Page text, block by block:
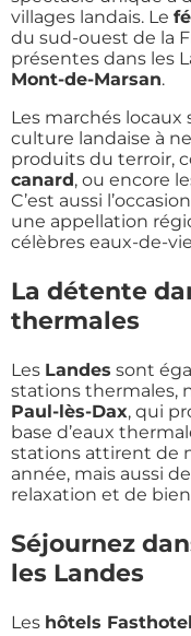
villages landais. Le
du sud-ouest de la
présentes dans les
Mont-de-Marsan.
Les marchés
culture landaise à
produits du terroir,
canard, ou encore
C’est aussi
une appellation
célèbres eaux-de-
La détente
thermales
Les Landes sont
stations thermales,
Paul-lès-Dax, qui
base d’eaux
stations attirent de
année, mais aussi
relaxation et de
Séjournez
les Landes
Les hôtels